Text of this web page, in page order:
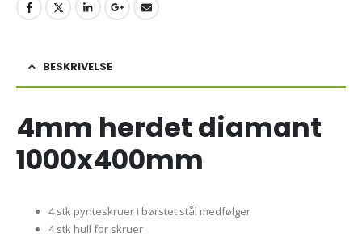
BESKRIVELSE
4mm herdet diamant
1000x400mm
4 stk pynteskruer i børstet stål medfølger
4 stk hull for skruer